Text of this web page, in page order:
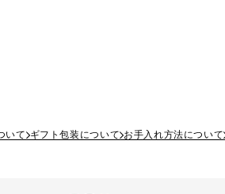
いて ギフト包装について お手入れ方法について